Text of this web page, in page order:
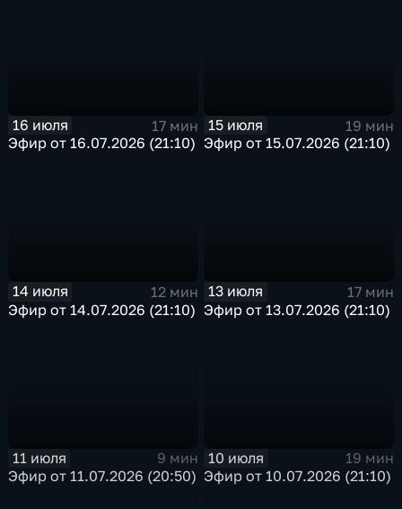
16 июля
17 мин
Эфир от 16.07.2026 (21:10)
15 июля
19 мин
Эфир от 15.07.2026 (21:10)
14 июля
12 мин
Эфир от 14.07.2026 (21:10)
13 июля
17 мин
Эфир от 13.07.2026 (21:10)
11 июля
9 мин
Эфир от 11.07.2026 (20:50)
10 июля
19 мин
Эфир от 10.07.2026 (21:10)